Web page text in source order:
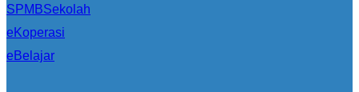
SPMBSekolah
eKoperasi
eBelajar